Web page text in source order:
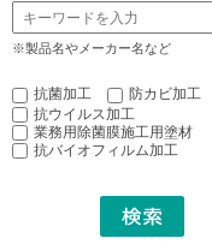
※製品名やメーカー名など
抗菌加工
防カビ加工
抗ウイルス加工
業務用除菌膜施工用塗材
抗バイオフィルム加工